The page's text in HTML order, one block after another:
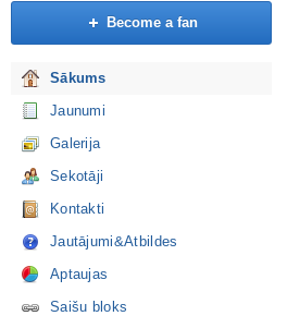
Become a fan
Sākums
Jaunumi
Galerija
Sekotāji
Kontakti
Jautājumi&Atbildes
Aptaujas
Saišu bloks